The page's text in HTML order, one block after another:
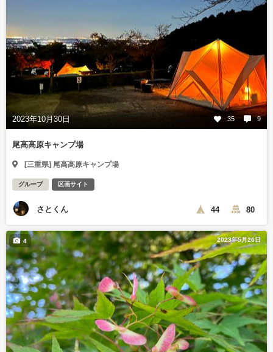
2023年10月30日 35 9
尾高高原キャンプ場
[三重県] 尾高高原キャンプ場
グループ 区画サイト
さとくん 44 80
2023年5月26日
4